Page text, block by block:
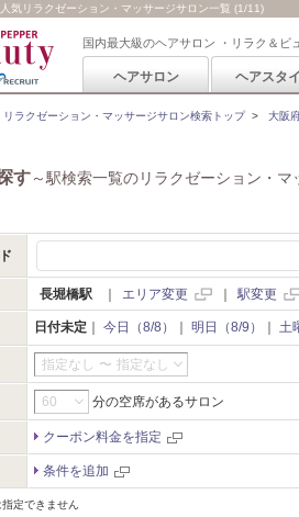
気リラクゼーション・マッサージサロン一覧 (1/11)
国内最大級のヘアサロン ・リラク＆ビ
ヘアサロン ヘアスタ
リラクゼーション・マッサージサロン検索トップ> 大阪
す～駅検索一覧のリラクゼーション・マ
長堀橋駅 エリア変更 駅変更
日付未定 今日（8/8） 明日（8/9） 土
指定なし 〜 指定なし
分の空席があるサロン
クーポン料金を指定
条件を追加
定できません